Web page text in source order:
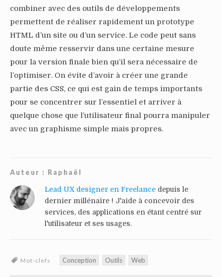
combiner avec des outils de développements
permettent de réaliser rapidement un prototype
HTML d’un site ou d’un service. Le code peut sans
doute même resservir dans une certaine mesure
pour la version finale bien qu’il sera nécessaire de
l’optimiser. On évite d’avoir à créer une grande
partie des CSS, ce qui est gain de temps importants
pour se concentrer sur l’essentiel et arriver à
quelque chose que l’utilisateur final pourra manipuler
avec un graphisme simple mais propres.
Auteur : Raphaël
Lead UX designer en Freelance depuis le
dernier millénaire ! J'aide à concevoir des
services, des applications en étant centré sur
l'utilisateur et ses usages.
Mot-clefs Conception Outils Web